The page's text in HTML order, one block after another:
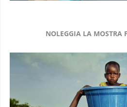
NOLEGGIA LA MOSTRA